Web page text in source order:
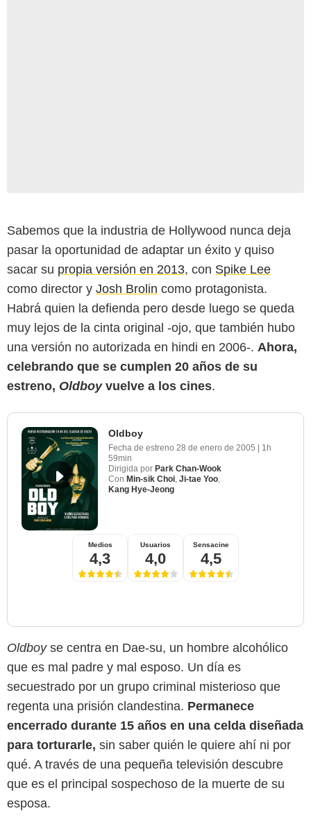
Sabemos que la industria de Hollywood nunca deja
pasar la oportunidad de adaptar un éxito y quiso
sacar su propia versión en 2013, con Spike Lee
como director y Josh Brolin como protagonista.
Habrá quien la defienda pero desde luego se queda
muy lejos de la cinta original -ojo, que también hubo
una versión no autorizada en hindi en 2006-. Ahora,
celebrando que se cumplen 20 años de su
estreno, Oldboy vuelve a los cines.
Oldboy
Fecha de estreno 28 de enero de 2005 | 1h
59min
Dirigida por Park Chan-Wook
Con Min-sik Choi Ji-tae Yoo
Kang Hye-Jeong
Medios
4,3
Usuarios
4,0
Sensacine
4,5
Oldboy se centra en Dae-su, un hombre alcohólico
que es mal padre y mal esposo. Un día es
secuestrado por un grupo criminal misterioso que
regenta una prisión clandestina. Permanece
encerrado durante 15 años en una celda diseñada
para torturarle, sin saber quién le quiere ahí ni por
qué. A través de una pequeña televisión descubre
que es el principal sospechoso de la muerte de su
esposa.
A Contracorriente Films